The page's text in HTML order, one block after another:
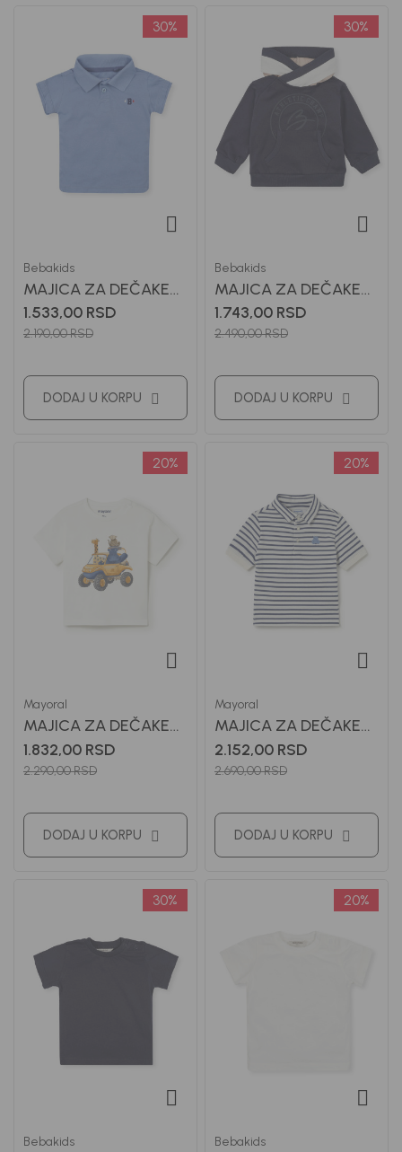
30%
Bebakids
MAJICA ZA DEČAKE
TODOR
1.533,00 RSD
2.190,00RSD
DODAJ U KORPU
30%
Bebakids
MAJICA ZA DEČAKE
TOMA
1.743,00 RSD
2.490,00RSD
DODAJ U KORPU
20%
Mayoral
MAJICA ZA DEČAKE
MAYORAL
1.832,00 RSD
2.290,00RSD
DODAJ U KORPU
20%
Mayoral
MAJICA ZA DEČAKE
MAYORAL
2.152,00 RSD
2.690,00RSD
DODAJ U KORPU
30%
Bebakids
20%
Bebakids